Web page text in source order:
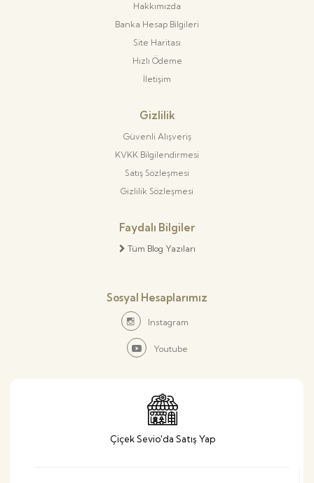
Hakkımızda
Banka Hesap Bilgileri
Site Haritası
Hızlı Ödeme
İletişim
Gizlilik
Güvenli Alışveriş
KVKK Bilgilendirmesi
Satış Sözleşmesi
Gizlilik Sözleşmesi
Faydalı Bilgiler
Tüm Blog Yazıları
Sosyal Hesaplarımız
Instagram
Youtube
Çiçek Sevio'da Satış Yap